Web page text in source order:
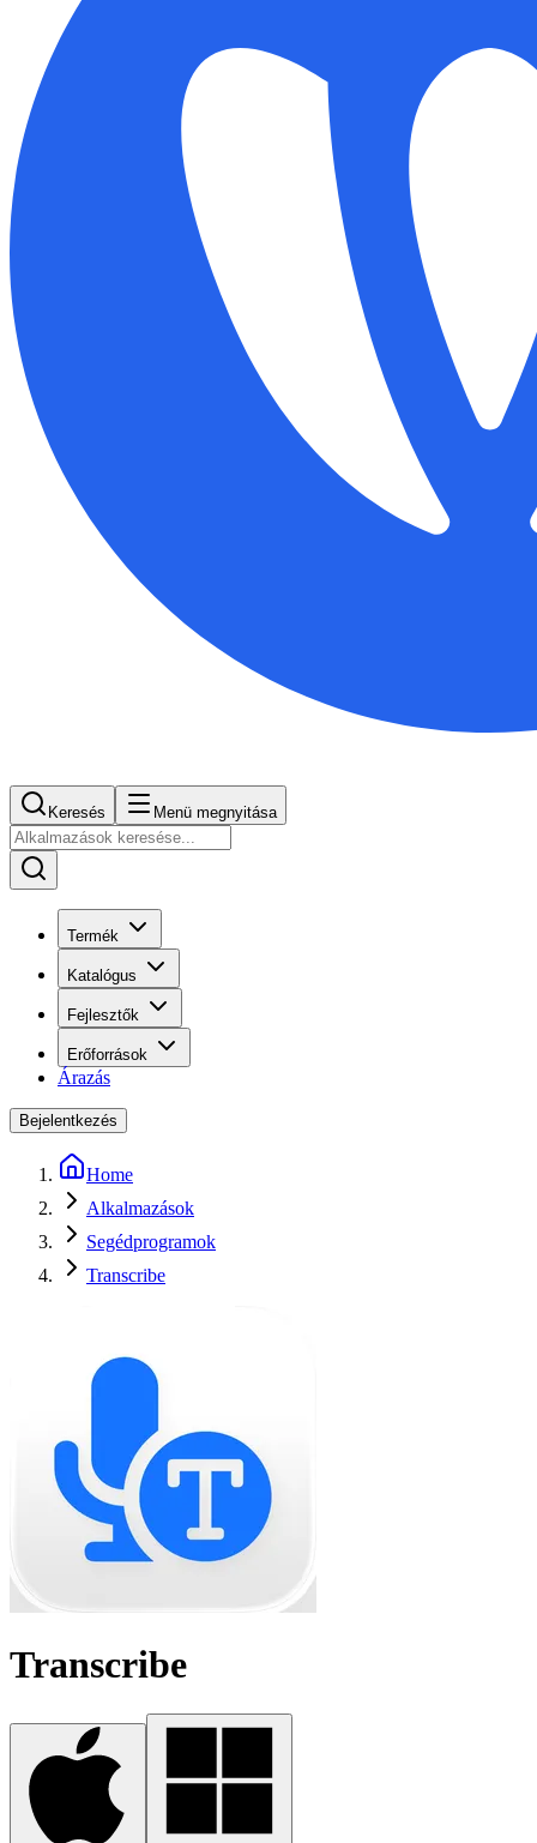
Keresés Menü megnyitása
Termék
Katalógus
Fejlesztők
Erőforrások
Árazás
Bejelentkezés
Home
Alkalmazások
Segédprogramok
Transcribe
Transcribe